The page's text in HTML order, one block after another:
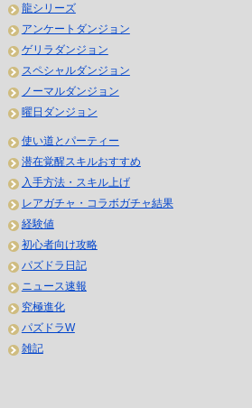
龍シリーズ
アンケートダンジョン
ゲリラダンジョン
スペシャルダンジョン
ノーマルダンジョン
曜日ダンジョン
使い道とパーティー
潜在覚醒スキルおすすめ
入手方法・スキル上げ
レアガチャ・コラボガチャ結果
経験値
初心者向け攻略
パズドラ日記
ニュース速報
究極進化
パズドラW
雑記